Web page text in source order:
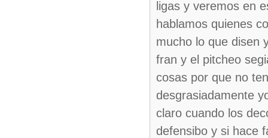
ligas y veremos en
hablamos quienes
mucho lo que disen
fran y el pitcheo
cosas por que no
desgrasiadamente
claro cuando los
defensibo y si hace